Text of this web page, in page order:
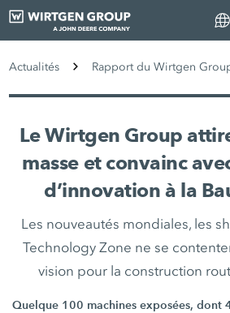
Actualités Rapport du Wirtgen
Le Wirtgen Group
masse et convainc
d’innovation à la
Les nouveautés mondiales, les
Technology Zone ne se
vision pour la construction
Quelque 100 machines exposées, dont